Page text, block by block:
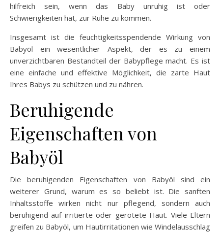
hilfreich sein, wenn das Baby unruhig ist oder
Schwierigkeiten hat, zur Ruhe zu kommen.
Insgesamt ist die feuchtigkeitsspendende Wirkung von
Babyöl ein wesentlicher Aspekt, der es zu einem
unverzichtbaren Bestandteil der Babypflege macht. Es ist
eine einfache und effektive Möglichkeit, die zarte Haut
Ihres Babys zu schützen und zu nähren.
Beruhigende
Eigenschaften von
Babyöl
Die beruhigenden Eigenschaften von Babyöl sind ein
weiterer Grund, warum es so beliebt ist. Die sanften
Inhaltsstoffe wirken nicht nur pflegend, sondern auch
beruhigend auf irritierte oder gerötete Haut. Viele Eltern
greifen zu Babyöl, um Hautirritationen wie Windelausschlag